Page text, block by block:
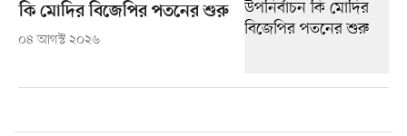
কি মোদির বিজেপির পতনের শুরু
০৪ আগস্ট ২০২৬